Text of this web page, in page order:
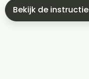
Bekijk de instructie